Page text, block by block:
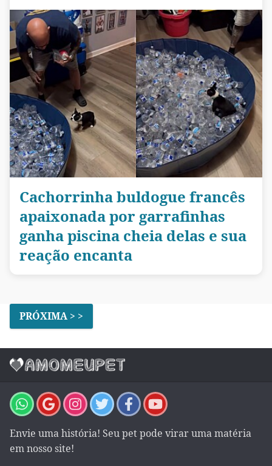
Cachorrinha buldogue francês
apaixonada por garrafinhas
ganha piscina cheia delas e sua
reação encanta
PRÓXIMA > >
Envie uma história! Seu pet pode virar uma matéria
em nosso site!